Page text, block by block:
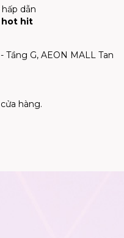
dẫn
hot hit
G, AEON MALL Tan
hàng.